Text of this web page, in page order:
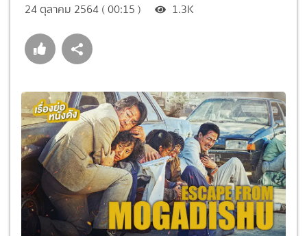
24 ตุลาคม 2564 ( 00:15 ) 1.3K